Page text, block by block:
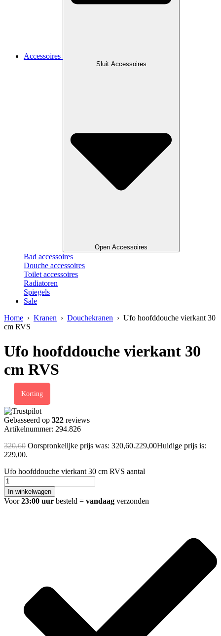
Accessoires
Sluit Accessoires
Open Accessoires
Bad accessoires
Douche accessoires
Toilet accessoires
Radiatoren
Spiegels
Sale
Home › Kranen › Douchekranen › Ufo hoofddouche vierkant 30
cm RVS
Ufo hoofddouche vierkant 30
cm RVS
Korting
Gebasseerd op 322 reviews
Artikelnummer: 294.826
320,60 Oorspronkelijke prijs was: 320,60.229,00Huidige prijs is:
229,00.
Ufo hoofddouche vierkant 30 cm RVS aantal
In winkelwagen
Voor23:00 uur besteld = vandaag verzonden